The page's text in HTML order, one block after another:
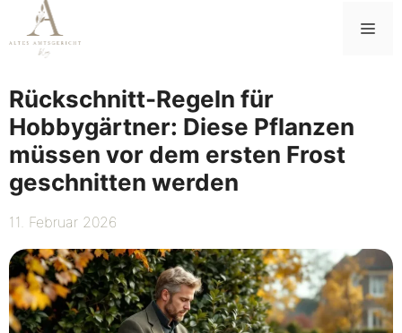
Inhalt
springen
Rückschnitt-Regeln für
Hobbygärtner: Diese Pflanzen
müssen vor dem ersten Frost
geschnitten werden
11. Februar 2026